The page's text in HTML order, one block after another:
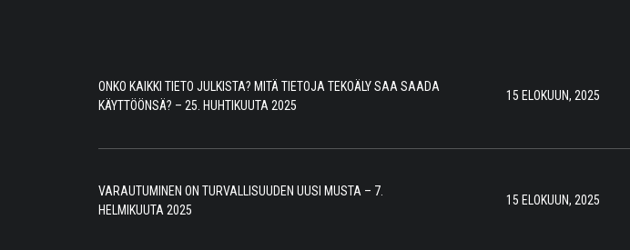
ONKO KAIKKI TIETO JULKISTA? MITÄ TIETOJA TEKOÄLY SAA SAADA
KÄYTTÖÖNSÄ? – 25. HUHTIKUUTA 2025
15 ELOKUUN, 2025
VARAUTUMINEN ON TURVALLISUUDEN UUSI MUSTA – 7.
HELMIKUUTA 2025
15 ELOKUUN, 2025